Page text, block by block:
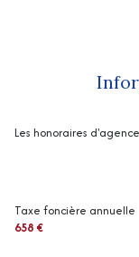
Les honoraires
Taxe foncière annuelle
658 €